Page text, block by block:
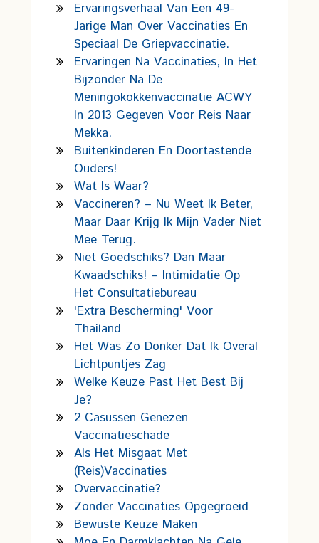
Ervaringsverhaal Van Een 49-
Jarige Man Over Vaccinaties En
Speciaal De Griepvaccinatie.
Ervaringen Na Vaccinaties, In Het
Bijzonder Na De
Meningokokkenvaccinatie ACWY
In 2013 Gegeven Voor Reis Naar
Mekka.
Buitenkinderen En Doortastende
Ouders!
Wat Is Waar?
Vaccineren? – Nu Weet Ik Beter,
Maar Daar Krijg Ik Mijn Vader Niet
Mee Terug.
Niet Goedschiks? Dan Maar
Kwaadschiks! – Intimidatie Op
Het Consultatiebureau
'Extra Bescherming' Voor
Thailand
Het Was Zo Donker Dat Ik Overal
Lichtpuntjes Zag
Welke Keuze Past Het Best Bij
Je?
2 Casussen Genezen
Vaccinatieschade
Als Het Misgaat Met
(reis)vaccinaties
Overvaccinatie?
Zonder Vaccinaties Opgegroeid
Bewuste Keuze Maken